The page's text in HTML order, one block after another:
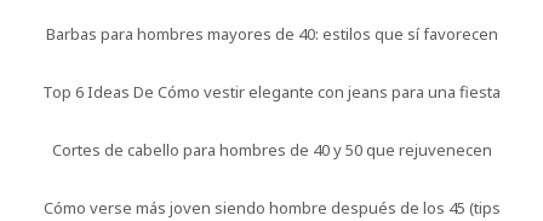
Barbas para hombres mayores de 40: estilos que sí favorecen
Top 6 Ideas De Cómo vestir elegante con jeans para una fiesta
Cortes de cabello para hombres de 40 y 50 que rejuvenecen
Cómo verse más joven siendo hombre después de los 45 (tips